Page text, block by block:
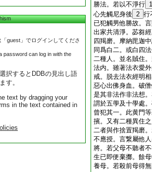
guest」でログインしてくださ
password can log in with the
択するとDDBの見出し語
す。
text by dragging your
in the text contained in
勝法。若以不淨行 1
心先觸尼身後 2 行
已犯觸男他勝故。
出家共清淨。苾芻
四羯磨。摩納毘迦
同爲白二。或白四
二種人。並名賊住
法内。雖著法衣愛
戒。脱去法衣經明
惡心出佛身血。破
是其非法作非法想
謂於五學及十學處
曾犯其一。此黄門
擯。又有二種異住
二者與作捨置羯磨
不應授。言繋屬他
將。若父母不聽者
生已即便棄擲。餘
養母。若殺前母得